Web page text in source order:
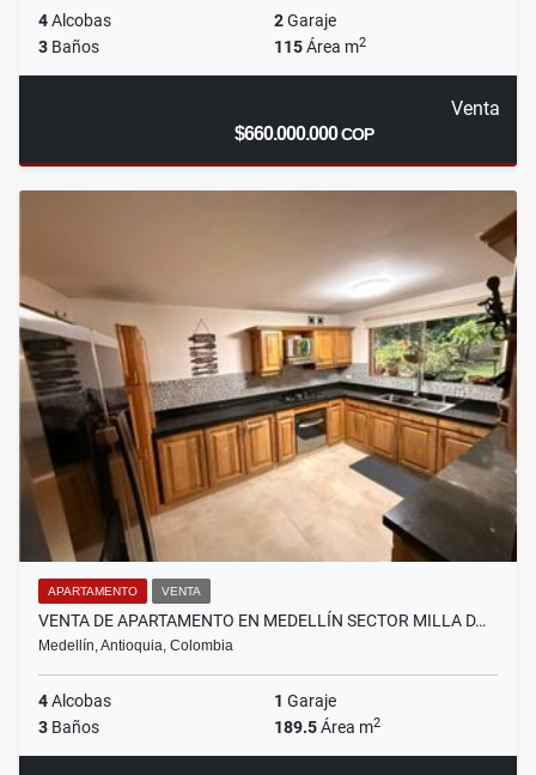
4Alcobas 2Garaje
3 Baños 115Área m2
Venta
$660.000.000COP
APARTAMENTO VENTA
VENTA DE APARTAMENTO EN MEDELLÍN SECTOR MILLA D…
Medellín, Antioquia, Colombia
4Alcobas 1 Garaje
3 Baños 189.5Área m2